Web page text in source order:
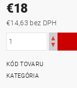
€18
€14,63 bez DPH
KÓD TOVARU
KATEGÓRIA